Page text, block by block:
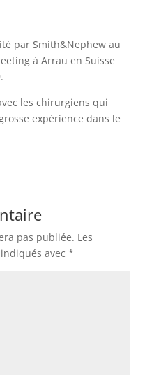
par Smith&Nephew au
à Arrau en Suisse
les chirurgiens qui
expérience dans le
pas publiée. Les
avec *